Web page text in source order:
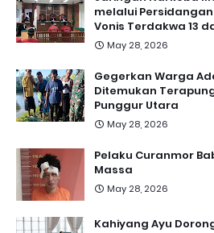
melalui
Vonis Terdakwa 13
May 28, 2026
Gegerkan Warga
Ditemukan
Punggur Utara
May 28, 2026
Pelaku Curanmor
Massa
May 28, 2026
Kahiyang Ayu